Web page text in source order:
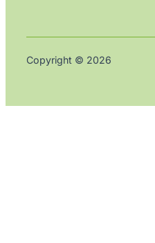
Copyright © 2026